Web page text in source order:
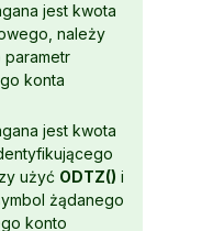
jest kwota
należy
parametr
konta
jest kwota
użyć ODTZ() i
żądanego
konto